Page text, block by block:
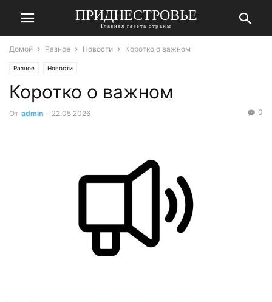
ПРИДНЕСТРОВЬЕ
Главная газета страны
Домой Разное Новости Коротко о важном
Разное Новости
Коротко о важном
От admin - 22.05.2026 0